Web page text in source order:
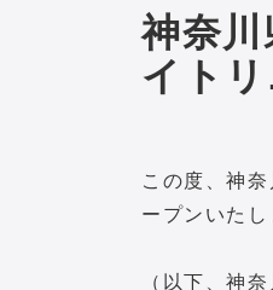
神奈
イト
この度、神
ープンいたし
（以下、神